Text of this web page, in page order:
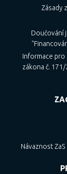
Zásady
Doučování
Informace
zákona č.
Návaznost